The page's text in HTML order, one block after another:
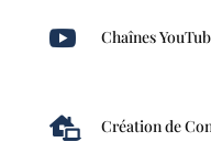
 Chaînes
 Création de